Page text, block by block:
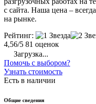
с сайта. Наша цена –
на рынке.
Рейтинг:
4,56/5 81 оценок
Загрузка...
Помочь с выбором?
Узнать стоимость
Есть в наличии
Общие сведения